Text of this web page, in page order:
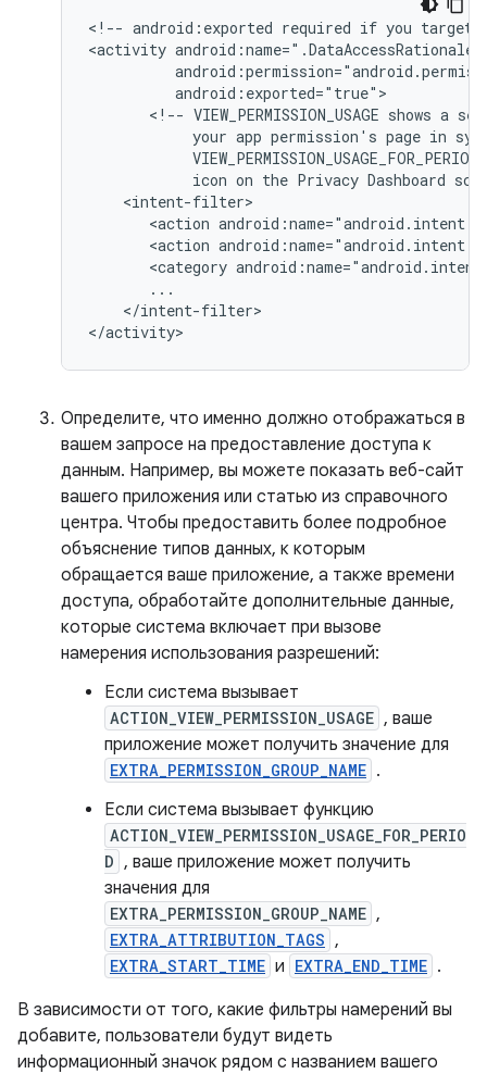
<!-- android:exported required if you target
<activity
<!-- VIEW_PERMISSION_USAGE shows a
your app permission's page in
VIEW_PERMISSION_USAGE_FOR_PERIOD
icon on the Privacy Dashboard
<action
<action
<category
</intent-filter>
</activity>
Определите, что именно должно отображаться в
вашем запросе на предоставление доступа к
данным. Например, вы можете показать веб-сайт
вашего приложения или статью из справочного
центра. Чтобы предоставить более подробное
объяснение типов данных, к которым
обращается ваше приложение, а также времени
доступа, обработайте дополнительные данные,
которые система включает при вызове
намерения использования разрешений:
Если система вызывает
ACTION_VIEW_PERMISSION_USAGE , ваше
приложение может получить значение для
EXTRA_PERMISSION_GROUP_NAME .
Если система вызывает функцию
ACTION_VIEW_PERMISSION_USAGE_FOR_PERIO
D , ваше приложение может получить
значения для
EXTRA_PERMISSION_GROUP_NAME ,
EXTRA_ATTRIBUTION_TAGS ,
EXTRA_START_TIME и EXTRA_END_TIME .
В зависимости от того, какие фильтры намерений вы
добавите, пользователи будут видеть
информационный значок рядом с названием вашего